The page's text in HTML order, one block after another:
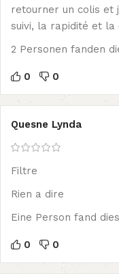
retourner un colis et
suivi, la rapidité et la
2 Personen fanden
0 0
Quesne Lynda
Filtre
Rien a dire
Eine Person fand
0 0